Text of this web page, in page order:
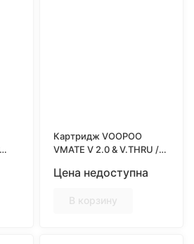
Картридж VOOPOO
VMATE V 2.0 & V.THRU /
Цена недоступна
В корзину